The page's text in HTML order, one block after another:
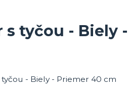
tyčou - Biely